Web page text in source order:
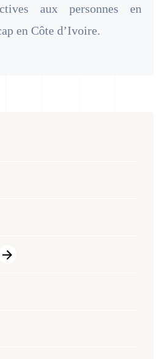
aux personnes en
en Côte d’Ivoire.